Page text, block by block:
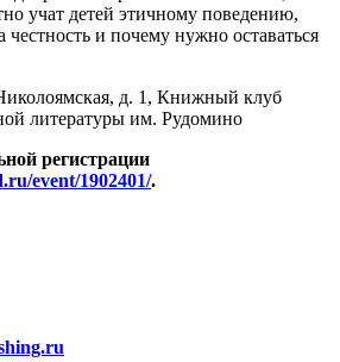
учат детей этичному поведению,
и почему нужно оставаться
д. 1, Книжный клуб
литературы им. Рудомино
регистрации
event/1902401/.